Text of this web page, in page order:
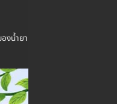
งน้ำยา